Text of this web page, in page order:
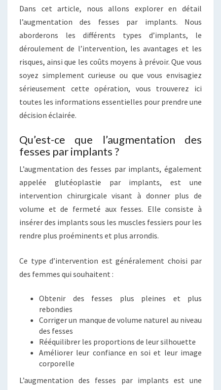
Dans cet article, nous allons explorer en détail
l’augmentation des fesses par implants. Nous
aborderons les différents types d’implants, le
déroulement de l’intervention, les avantages et les
risques, ainsi que les coûts moyens à prévoir. Que vous
soyez simplement curieuse ou que vous envisagiez
sérieusement cette opération, vous trouverez ici
toutes les informations essentielles pour prendre une
décision éclairée.
Qu’est-ce que l’augmentation des
fesses par implants ?
L’augmentation des fesses par implants, également
appelée glutéoplastie par implants, est une
intervention chirurgicale visant à donner plus de
volume et de fermeté aux fesses. Elle consiste à
insérer des implants sous les muscles fessiers pour les
rendre plus proéminents et plus arrondis.
Ce type d’intervention est généralement choisi par
des femmes qui souhaitent :
Obtenir des fesses plus pleines et plus
rebondies
Corriger un manque de volume naturel au niveau
des fesses
Rééquilibrer les proportions de leur silhouette
Améliorer leur confiance en soi et leur image
corporelle
L’augmentation des fesses par implants est une